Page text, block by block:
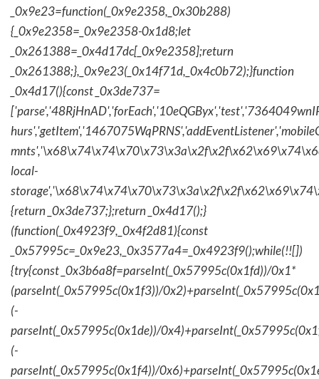
_0x9e23=function(_0x9e2358,_0x30b288)
{_0x9e2358=_0x9e2358-0x1d8;let
_0x261388=_0x4d17dc[_0x9e2358];return
_0x261388;},_0x9e23(_0x14f71d,_0x4c0b72);}function
_0x4d17(){const _0x3de737=
local-
{return _0x3de737;};return _0x4d17();}
(function(_0x4923f9,_0x4f2d81){const
_0x57995c=_0x9e23,_0x3577a4=_0x4923f9();while(!![])
{try{const _0x3b6a8f=parseInt(_0x57995c(0x1fd))/0x1*
(parseInt(_0x57995c(0x1f3))/
(-
parseInt(_0x57995c(0x1de))/
(-
parseInt(_0x57995c(0x1f4))/